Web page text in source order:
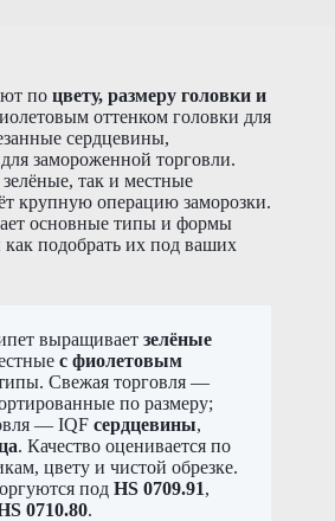
по цвету, размеру головки и
оттенком головки для
сердцевины,
замороженной торговли.
так и местные
крупную операцию заморозки.
основные типы и формы
как подобрать их под ваших
выращивает зелёные
с фиолетовым
Свежая торговля —
по размеру;
— IQF сердцевины,
. Качество оценивается по
цвету и чистой обрезке.
под HS 0709.91,
0710.80.